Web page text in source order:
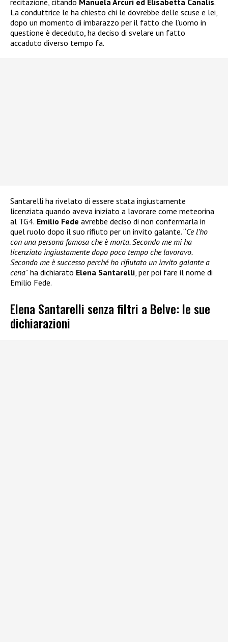
recitazione, citando Manuela Arcuri ed Elisabetta Canalis.
La conduttrice le ha chiesto chi le dovrebbe delle scuse e lei,
dopo un momento di imbarazzo per il fatto che l’uomo in
questione è deceduto, ha deciso di svelare un fatto
accaduto diverso tempo fa.
Santarelli ha rivelato di essere stata ingiustamente
licenziata quando aveva iniziato a lavorare come meteorina
al TG4. Emilio Fede avrebbe deciso di non confermarla in
quel ruolo dopo il suo rifiuto per un invito galante. “Ce l’ho
con una persona famosa che è morta. Secondo me mi ha
licenziato ingiustamente dopo poco tempo che lavoravo.
Secondo me è successo perché ho rifiutato un invito galante a
cena” ha dichiarato Elena Santarelli, per poi fare il nome di
Emilio Fede.
Elena Santarelli senza filtri a Belve: le sue
dichiarazioni